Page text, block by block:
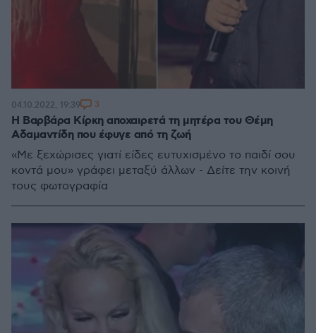
Η Βαρβάρα Κίρκη αποχαιρετά τη μητέρα του Θέμη
Αδαμαντίδη που έφυγε από τη ζωή
«Με ξεχώρισες γιατί είδες ευτυχισμένο το παιδί σου
κοντά μου» γράφει μεταξύ άλλων - Δείτε την κοινή
τους φωτογραφία
04.10.2022, 19:39 3